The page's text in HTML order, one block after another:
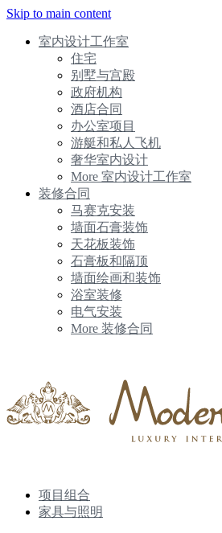
Skip to main content
室内设计工作室
住宅
别墅与宫殿
政府机构
酒店合同
办公室项目
游艇和私人飞机
奢华室内设计
More 室内设计工作室
装修合同
马赛克安装
墙面石膏装饰
天花板装饰
石膏板和隔顶
墙面绘画和装饰
浴室装修
电气安装
More 装修合同
项目组合
家具与照明